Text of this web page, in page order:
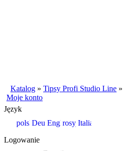
Katalog » Tipsy Profi Studio Line »
Moje konto
Język
Logowanie